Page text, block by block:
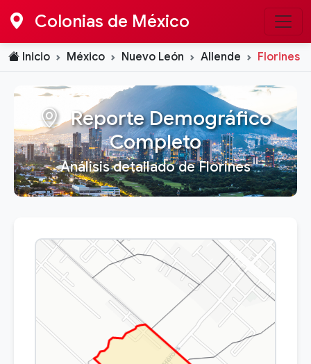
Colonias de México
Inicio México Nuevo León Allende Florines
Reporte Demográfico
Completo
Análisis detallado de Florines